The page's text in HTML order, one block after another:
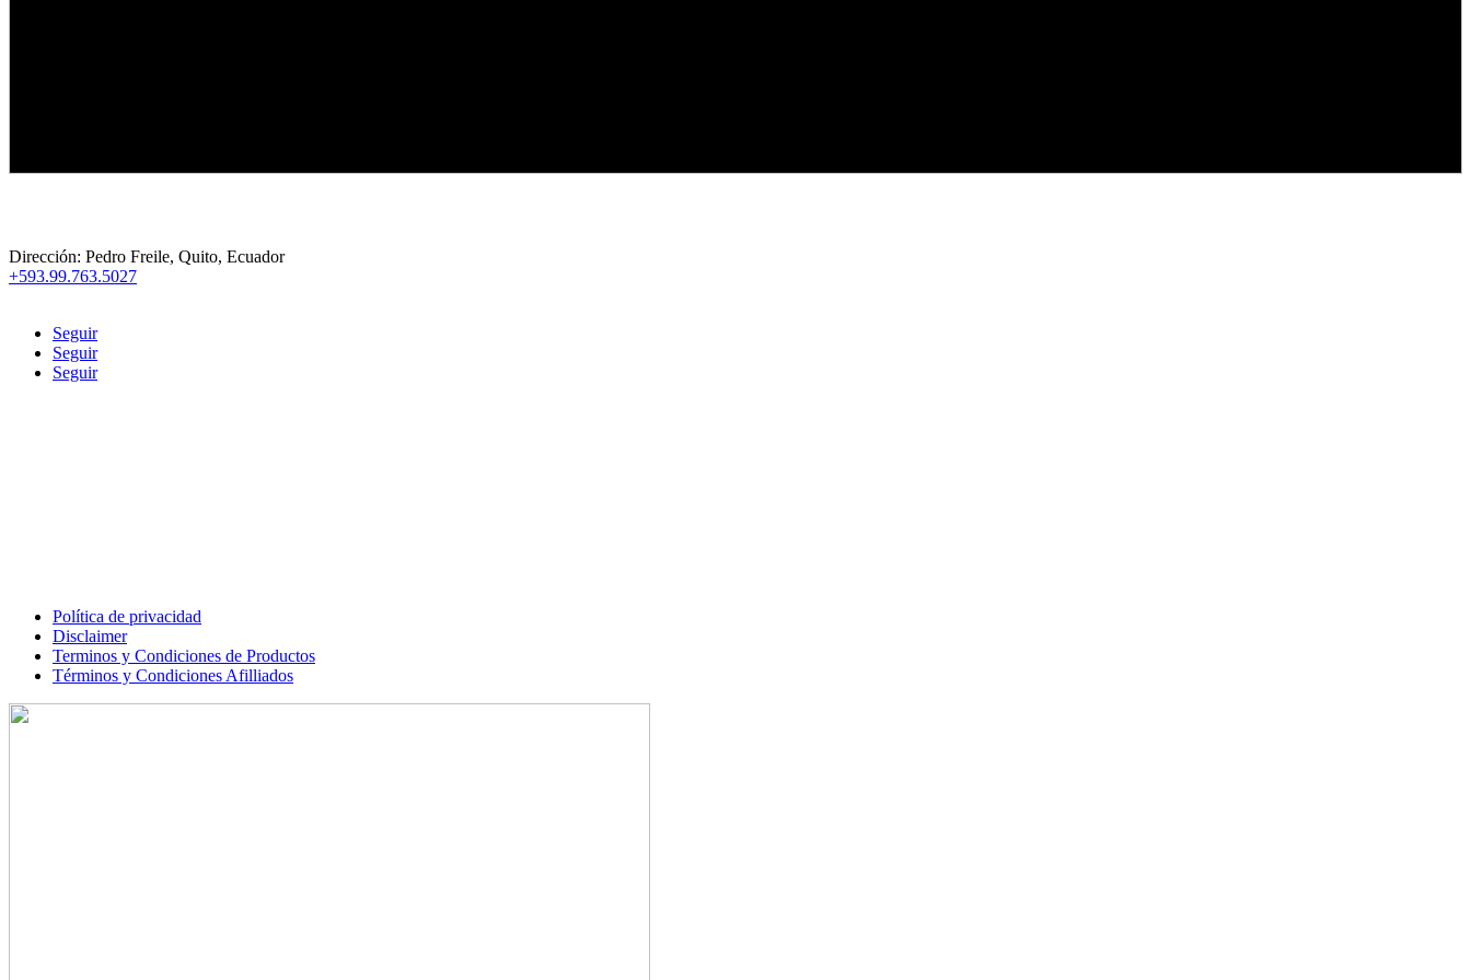
Dirección: Pedro Freile, Quito, Ecuador
+593.99.763.5027
Seguir
Seguir
Seguir
Política de privacidad
Disclaimer
Terminos y Condiciones de Productos
Términos y Condiciones Afilliados